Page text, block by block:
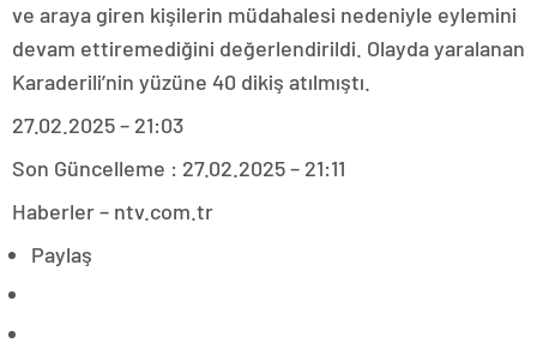
ve araya giren kişilerin müdahalesi nedeniyle eylemini
devam ettiremediğini değerlendirildi. Olayda yaralanan
Karaderili’nin yüzüne 40 dikiş atılmıştı.
27.02.2025 – 21:03
Son Güncelleme : 27.02.2025 – 21:11
Haberler – ntv.com.tr
Paylaş